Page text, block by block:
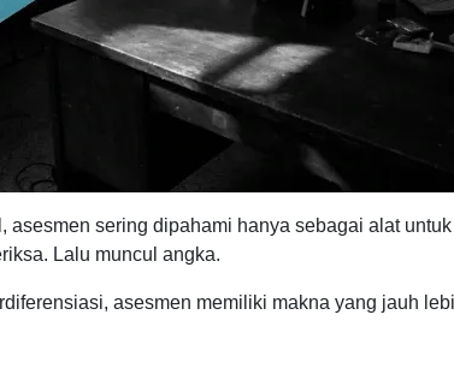
asesmen sering dipahami hanya sebagai alat
Lalu muncul angka.
asesmen memiliki makna yang jauh